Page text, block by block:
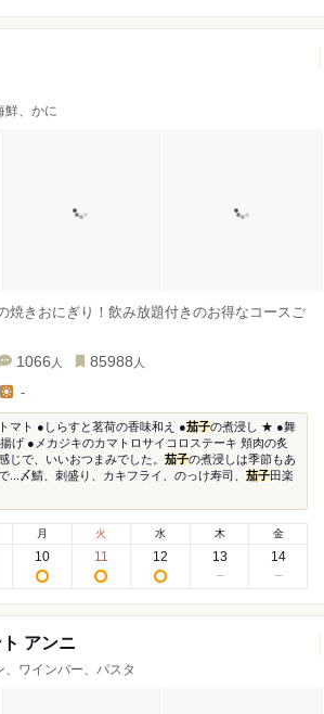
鮮、かに
焼きおにぎり！飲み放題付きのお得なコースご
1066 人 85988 人
-
マト ●しらすと茗荷の香味和え ●茄子の煮浸し ★ ●舞
げ ●メカジキのカマトロサイコロステーキ 頬肉の炙
じで、いいおつまみでした。 茄子の煮浸しは季節もあ
...〆鯖、刺盛り、カキフライ、のっけ寿司、 茄子田楽
月
10
火
11
水
12
木
13
金
14
アンニ
ワインバー、パスタ